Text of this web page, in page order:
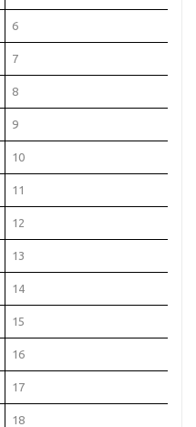
6
7
8
9
10
11
12
13
14
15
16
17
18